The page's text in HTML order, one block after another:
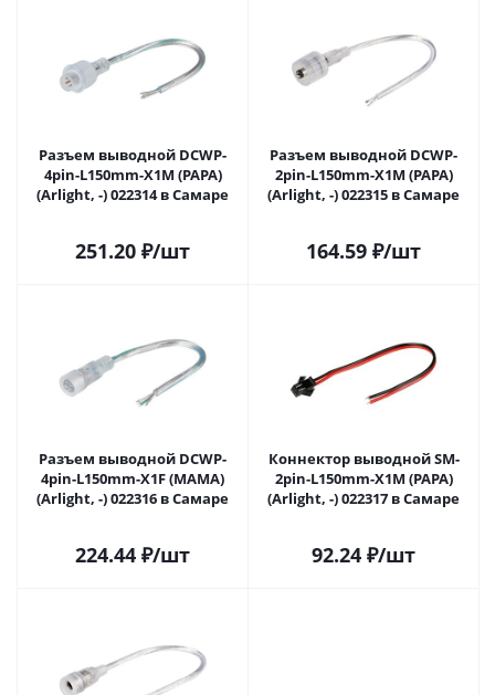
Разъем выводной DCWP-
4pin-L150mm-X1M (PAPA)
(Arlight, -) 022314 в Самаре
251.20 ₽/шт
Разъем выводной DCWP-
2pin-L150mm-X1M (PAPA)
(Arlight, -) 022315 в Самаре
164.59 ₽/шт
Разъем выводной DCWP-
4pin-L150mm-X1F (MAMA)
(Arlight, -) 022316 в Самаре
224.44 ₽/шт
Коннектор выводной SM-
2pin-L150mm-X1M (PAPA)
(Arlight, -) 022317 в Самаре
92.24 ₽/шт